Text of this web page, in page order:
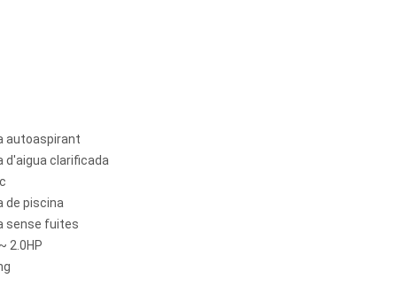
autoaspirant
d'aigua clarificada
de piscina
sense fuites
2.0HP